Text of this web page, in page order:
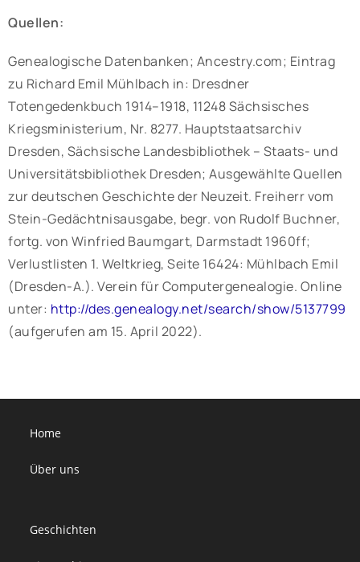
Quellen:
Genealogische Datenbanken; Ancestry.com; Eintrag
zu Richard Emil Mühlbach in: Dresdner
Totengedenkbuch 1914–1918, 11248 Sächsisches
Kriegsministerium, Nr. 8277. Hauptstaatsarchiv
Dresden, Sächsische Landesbibliothek – Staats- und
Universitätsbibliothek Dresden; Ausgewählte Quellen
zur deutschen Geschichte der Neuzeit. Freiherr vom
Stein-Gedächtnisausgabe, begr. von Rudolf Buchner,
fortg. von Winfried Baumgart, Darmstadt 1960ff;
Verlustlisten 1. Weltkrieg, Seite 16424: Mühlbach Emil
(Dresden-A.). Verein für Computergenealogie. Online
unter: http://des.genealogy.net/search/show/5137799
(aufgerufen am 15. April 2022).
Home
Über uns
Geschichten